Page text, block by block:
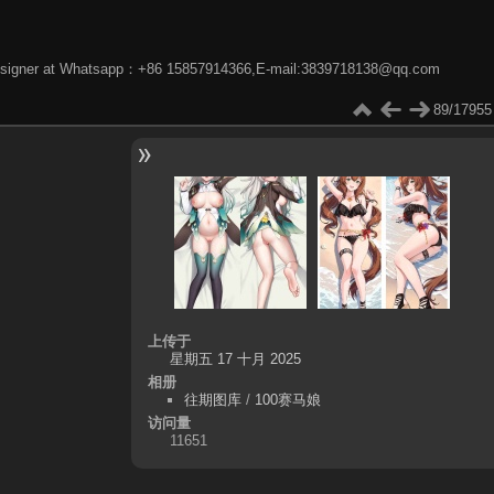
at Whatsapp：+86 15857914366,E-mail:3839718138@qq.com
89/17955
上传于
星期五 17 十月 2025
相册
往期图库/ 100赛马娘
访问量
11651